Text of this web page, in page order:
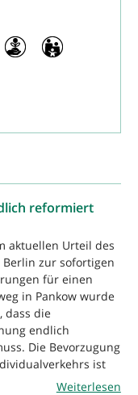
reformiert
aktuellen Urteil des
zur sofortigen
für einen
in Pankow wurde
dass die
endlich
Die Bevorzugung
ist
Weiterlesen